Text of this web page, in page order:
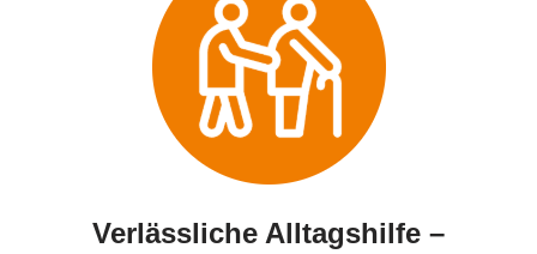
Verlässliche Alltagshilfe –